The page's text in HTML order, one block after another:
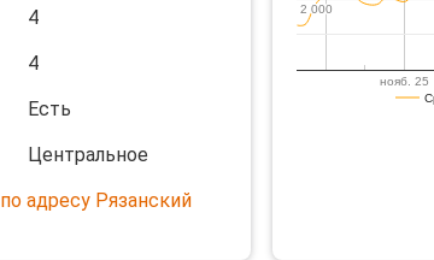
4
4
Есть
Центральное
адресу Рязанский
нояб. 25
2 000
2 000